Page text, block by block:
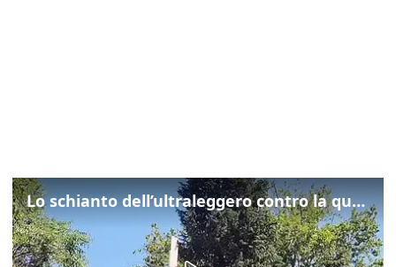
Lo schianto dell’ultraleggero contro la quercia: cosa è successo a Rivarotta